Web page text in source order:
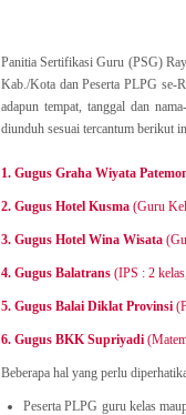
Panitia Sertifikasi Guru (PSG)
Kab./Kota dan Peserta PLPG se-
adapun tempat, tanggal dan
diunduh sesuai tercantum berikut
1. Gugus Graha Wiyata
2. Gugus Hotel Kusma (Guru
3. Gugus Hotel Wina Wisata
4. Gugus Balatrans (IPS : 2
5. Gugus Balai Diklat Provinsi
6. Gugus BKK Supriyadi
Beberapa hal yang perlu
Peserta PLPG guru kelas